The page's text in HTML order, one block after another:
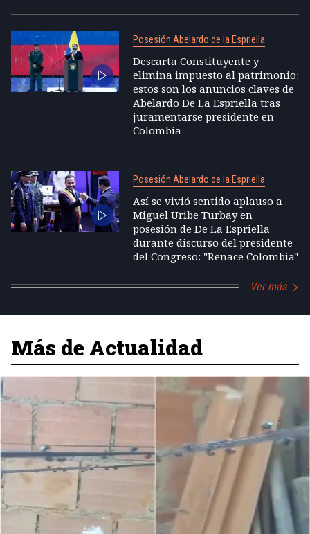
Posesión Abelardo de la Espriella
Descarta Constituyente y
elimina impuesto al patrimonio:
estos son los anuncios claves de
Abelardo De La Espriella tras
juramentarse presidente en
Colombia
Posesión Abelardo de la Espriella
Así se vivió sentido aplauso a
Miguel Uribe Turbay en
posesión de De La Espriella
durante discurso del presidente
del Congreso: "Renace Colombia"
Ver más
Más de Actualidad